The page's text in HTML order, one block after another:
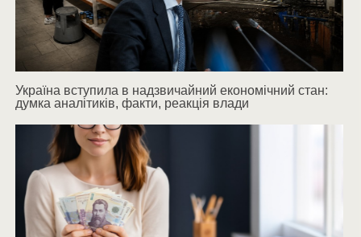
Україна вступила в надзвичайний економічний стан:
думка аналітиків, факти, реакція влади